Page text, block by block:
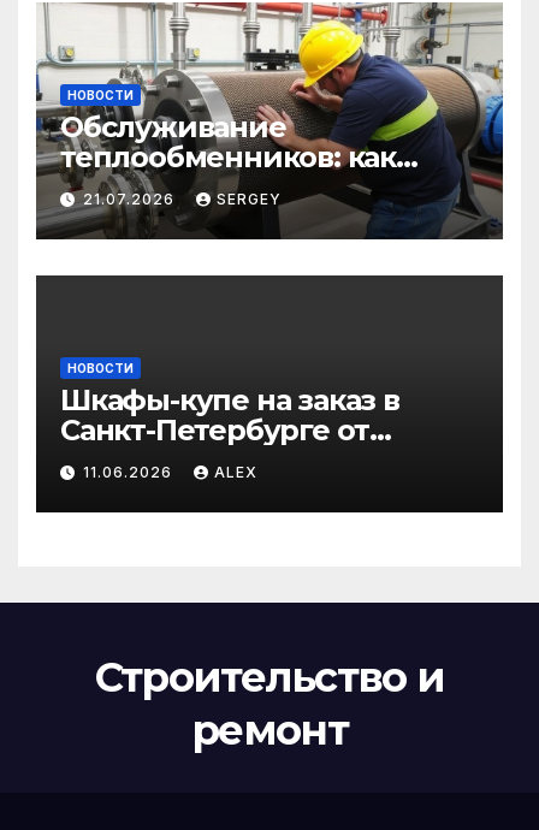
НОВОСТИ
Обслуживание
теплообменников: как
сохранить эффективность
и избежать простоев
21.07.2026 SERGEY
НОВОСТИ
Шкафы-купе на заказ в
Санкт-Петербурге от
производителя по
доступным ценам
11.06.2026 ALEX
Строительство и
ремонт